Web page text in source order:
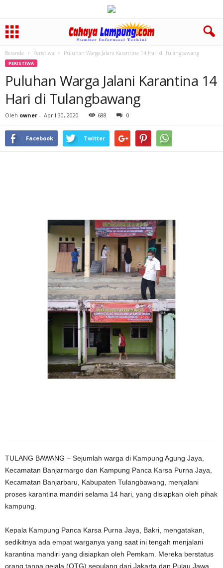
Beranda Peristiwa Puluhan Warga Jalani Karantina 14 Hari di Tulangbawang
PERISTIWA
Puluhan Warga Jalani Karantina 14
Hari di Tulangbawang
Oleh owner - April 30, 2020 688 0
Facebook Twitter
TULANG BAWANG – Sejumlah warga di Kampung Agung Jaya,
Kecamatan Banjarmargo dan Kampung Panca Karsa Purna Jaya,
Kecamatan Banjarbaru, Kabupaten Tulangbawang, menjalani
proses karantina mandiri selama 14 hari, yang disiapkan oleh pihak
kampung.
Kepala Kampung Panca Karsa Purna Jaya, Bakri, mengatakan,
sedikitnya ada empat warganya yang saat ini tengah menjalani
karantina mandiri yang disiapkan oleh Pemkam. Mereka berstatus
orang tanpa gejala (OTG) sepulang dari Jakarta dan Pulau Jawa.